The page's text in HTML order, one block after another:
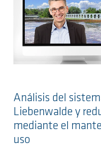
Análisis del
Liebenwalde y
mediante el
uso